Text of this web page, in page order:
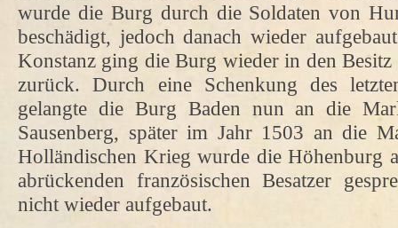
wurde die Burg durch die Soldaten von
beschädigt, jedoch danach wieder
Konstanz ging die Burg wieder in den
zurück. Durch eine Schenkung des
gelangte die Burg Baden nun an die
Sausenberg, später im Jahr 1503 an die
Holländischen Krieg wurde die Höhenburg
abrückenden französischen Besatzer
nicht wieder aufgebaut.